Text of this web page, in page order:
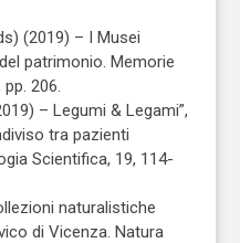
(2019) – I Musei
patrimonio. Memorie
206.
– Legumi & Legami”,
tra pazienti
Scientifica, 19, 114-
naturalistiche
di Vicenza. Natura